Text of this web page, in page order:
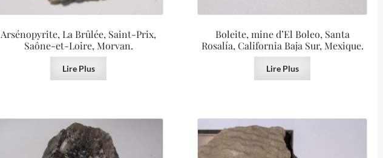
Arsénopyrite, La Brûlée, Saint-Prix,
Saône-et-Loire, Morvan.
Lire Plus
Boleite, mine d’El Boleo, Santa
Rosalía, California Baja Sur, Mexique.
Lire Plus